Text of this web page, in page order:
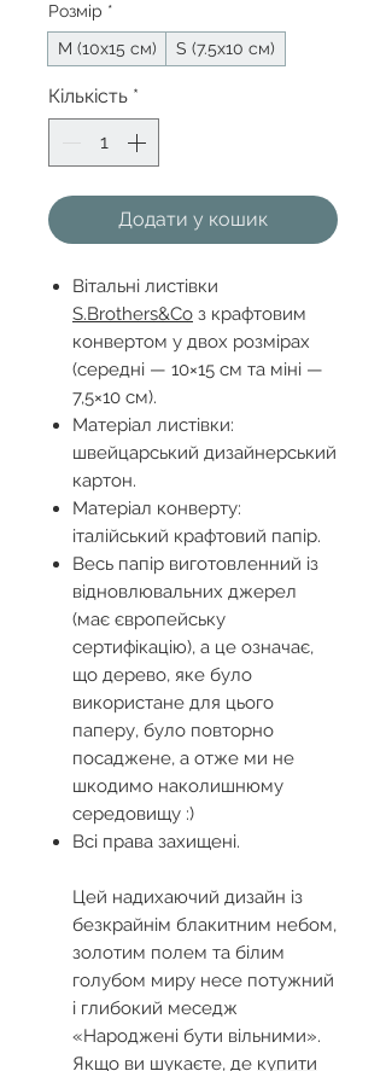
Розмір *
М (10х15 см)
S (7.5х10 см)
Кількість *
Додати у кошик
Вітальні листівки
S.Brothers&Co з крафтовим
конвертом у двох розмірах
(середні — 10×15 см та міні —
7,5×10 см).
Матеріал листівки:
швейцарський дизайнерський
картон.
Матеріал конверту:
італійський крафтовий папір.
Весь папір виготовленний із
відновлювальних джерел
(має європейську
сертифікацію), а це означає,
що дерево, яке було
використане для цього
паперу, було повторно
посаджене, а отже ми не
шкодимо наколишнюму
середовищу :)
Всі права захищені.
Цей надихаючий дизайн із
безкрайнім блакитним небом,
золотим полем та білим
голубом миру несе потужний
і глибокий меседж
«Народжені бути вільними».
Якщо ви шукаєте, де купити